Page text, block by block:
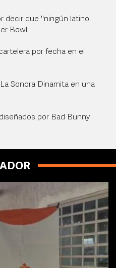
decir que "ningún latino
Bowl
por fecha en el
Sonora Dinamita en una
por Bad Bunny